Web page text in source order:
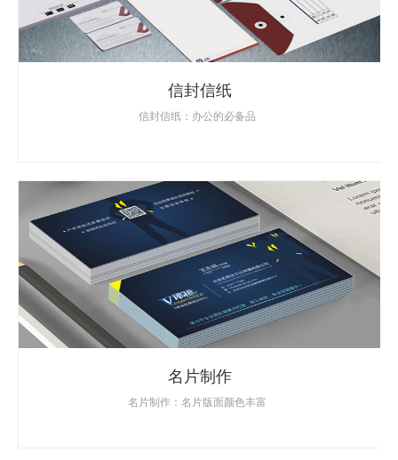
信封信纸
信封信纸：办公的必备品
名片制作
名片制作：名片版面颜色丰富